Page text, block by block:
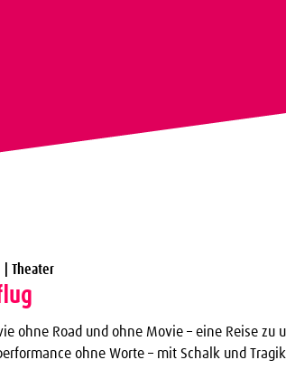
| Theater
ohne Road und ohne Movie – eine Reise zu
ohne Worte – mit Schalk und